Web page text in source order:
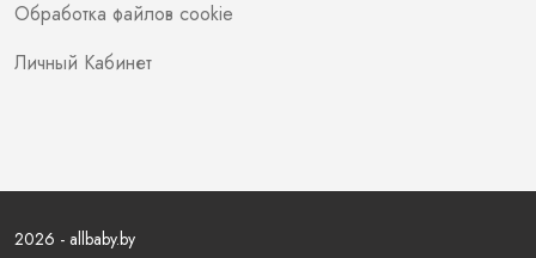
Обработка файлов cookie
Личный Кабинет
2026 - allbaby.by